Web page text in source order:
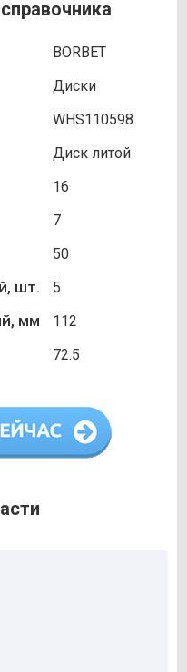
BORBET
Диски
WHS110598
Диск литой
16
7
50
шт. 5
мм 112
72.5